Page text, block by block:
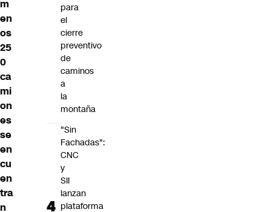
m
en
os
25
0
ca
mi
on
es
se
en
cu
en
tra
n
para
el
cierre
preventivo
de
caminos
a
la
montaña
"Sin
Fachadas":
CNC
y
SII
lanzan
plataforma